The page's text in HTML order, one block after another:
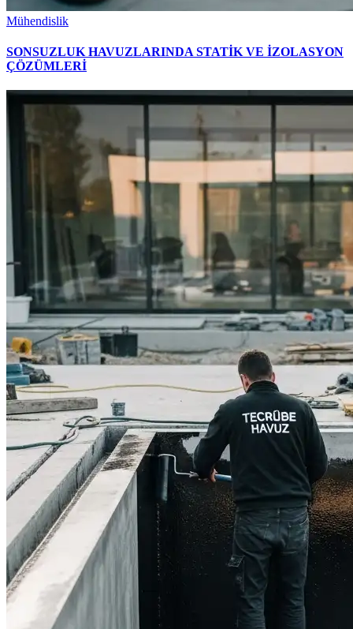
Mühendislik
SONSUZLUK HAVUZLARINDA STATİK VE İZOLASYON
ÇÖZÜMLERİ